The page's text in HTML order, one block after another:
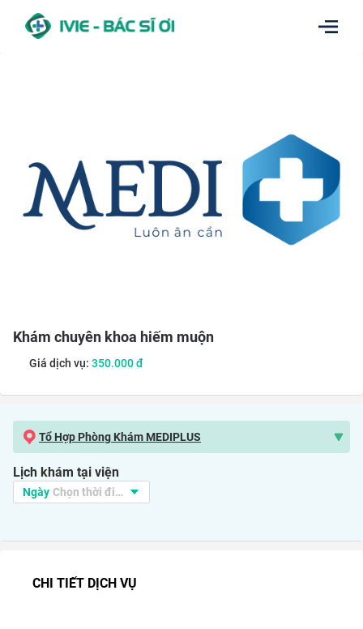
Khám chuyên khoa hiếm muộn
Giá dịch vụ: 350.000đ
Tổ Hợp Phòng Khám MEDIPLUS
Lịch khám tại viện
CHI TIẾT DỊCH VỤ